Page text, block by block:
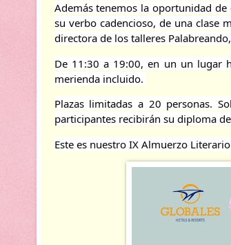
Además tenemos la oportunidad
su verbo cadencioso, de una clase
directora de los talleres
De 11:30 a 19:00, en un un lugar
merienda incluido.
Plazas limitadas a 20 personas.
participantes recibirán su diploma
Este es nuestro IX Almuerzo